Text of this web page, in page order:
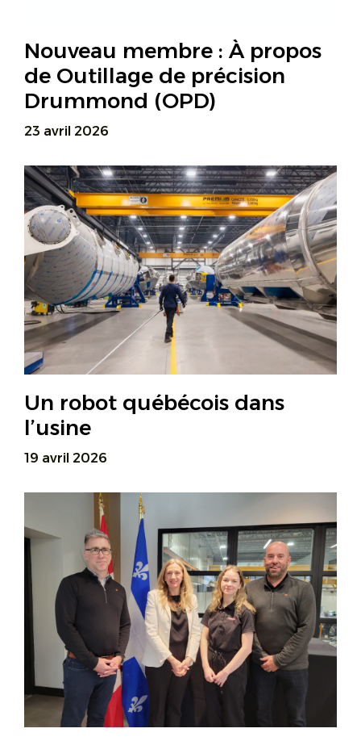
Nouveau membre : À propos
de Outillage de précision
Drummond (OPD)
23 avril 2026
Un robot québécois dans
l’usine
19 avril 2026